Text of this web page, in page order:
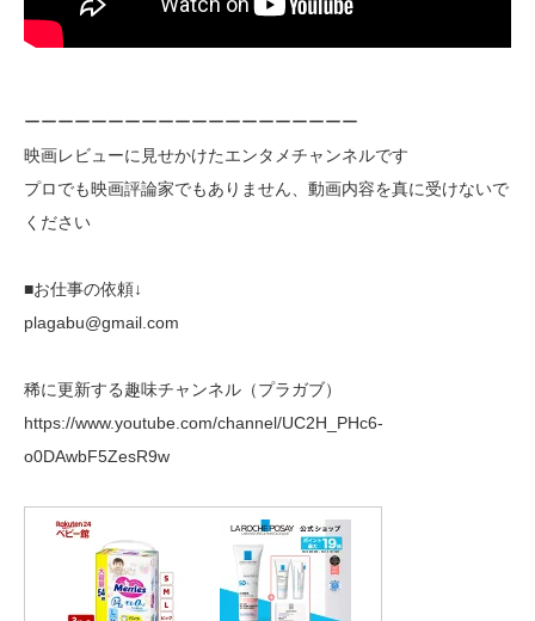
ーーーーーーーーーーーーーーーーーーーー
映画レビューに見せかけたエンタメチャンネルです
プロでも映画評論家でもありません、動画内容を真に受けないで
ください
■お仕事の依頼↓
plagabu@gmail.com
稀に更新する趣味チャンネル（プラガブ）
https://www.youtube.com/channel/UC2H_PHc6-
o0DAwbF5ZesR9w